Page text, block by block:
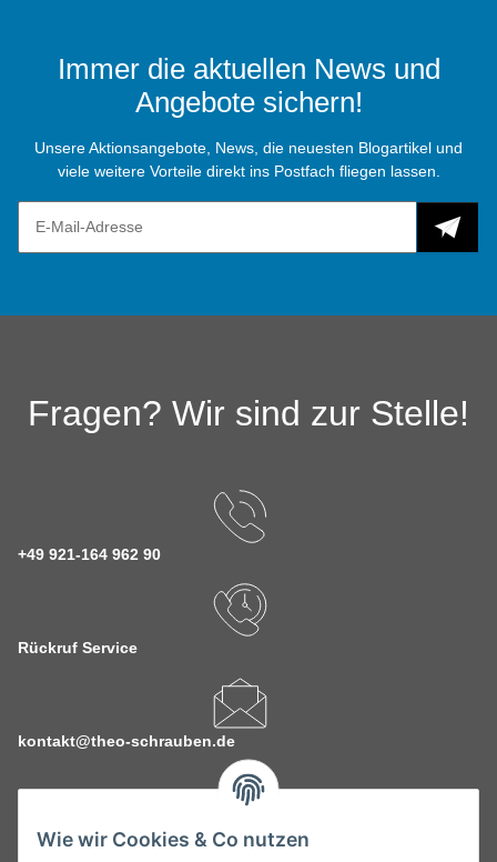
Wie wir Cookies & Co nutzen
Immer die aktuellen News und
Angebote sichern!
Unsere Aktionsangebote, News, die neuesten Blogartikel und
viele weitere Vorteile direkt ins Postfach fliegen lassen.
Fragen? Wir sind zur Stelle!
+49 921-164 962 90
Rückruf Service
kontakt@theo-schrauben.de